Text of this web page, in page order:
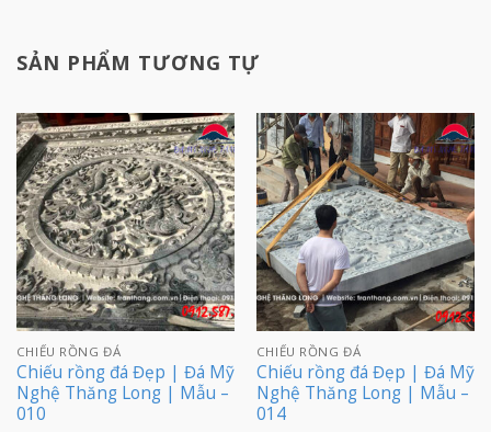
SẢN PHẨM TƯƠNG TỰ
CHIẾU RỒNG ĐÁ
Chiếu rồng đá Đẹp | Đá Mỹ
Nghệ Thăng Long | Mẫu –
010
CHIẾU RỒNG ĐÁ
Chiếu rồng đá Đẹp | Đá Mỹ
Nghệ Thăng Long | Mẫu –
014